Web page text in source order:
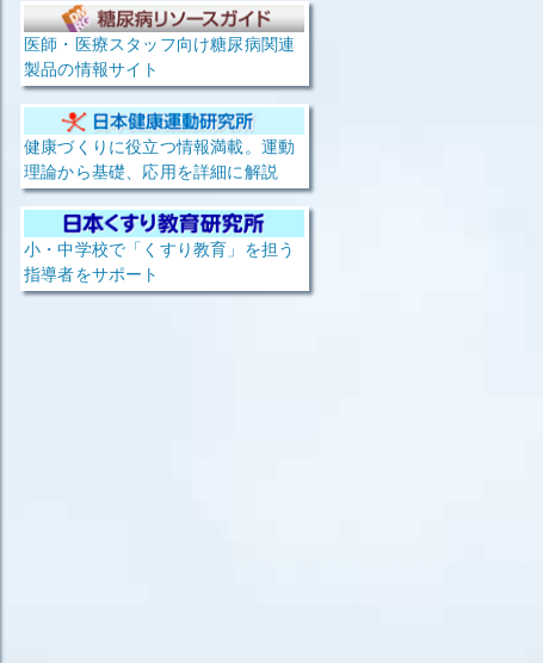
医師・医療スタッフ向け糖尿病関連
製品の情報サイト
健康づくりに役立つ情報満載。運動
理論から基礎、応用を詳細に解説
小・中学校で「くすり教育」を担う
指導者をサポート